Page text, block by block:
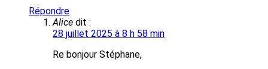
Répondre
Alice dit :
28 juillet 2025 à 8 h 58 min
Re bonjour Stéphane,